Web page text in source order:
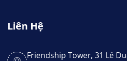
Liên Hệ
Friendship Tower, 31 Lê